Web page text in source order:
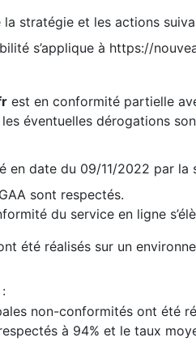
stratégie et les actions
s’applique à https://
est en conformité partielle
éventuelles dérogations
en date du 09/11/2022 par
sont respectés.
du service en ligne
été réalisés sur un
non-conformités ont été
à 94% et le taux